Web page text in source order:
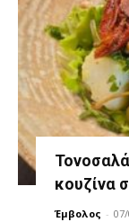
κουζίνα
Έμβολος -